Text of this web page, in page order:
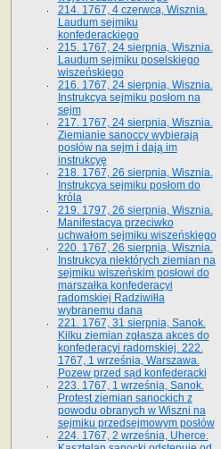
214. 1767, 4 czerwca, Wisznia.
Laudum sejmiku
konfederackiego
215. 1767, 24 sierpnia, Wisznia.
Laudum sejmiku poselskiego
wiszeńskiego
216. 1767, 24 sierpnia, Wisznia.
Instrukcya sejmiku posłom na
sejm
217. 1767, 24 sierpnia, Wisznia.
Ziemianie sanoccy wybierają
posłów na sejm i dają im
instrukcyę
218. 1767, 26 sierpnia, Wisznia.
Instrukcya sejmiku posłom do
króla
219. 1797, 26 sierpnia, Wisznia.
Manifestacya przeciwko
uchwałom sejmiku wiszeńskiego
220. 1767, 26 sierpnia, Wisznia.
Instrukcya niektórych ziemian na
sejmiku wiszeńskim posłowi do
marszałka konfe­deracyi
radomskiej Radziwiłła
wybranemu dana
221. 1767, 31 sierpnia, Sanok.
Kilku ziemian zgłasza akces do
konfederacyi radomskiej. 222.
1767, 1 września, Warszawa.
Pozew przed sąd konfederacki
223. 1767, 1 września, Sanok.
Protest ziemian sanockich z
powodu obranych w Wiszni na
sejmiku przedsejmo­wym posłów
224. 1767, 2 września, Uherce.